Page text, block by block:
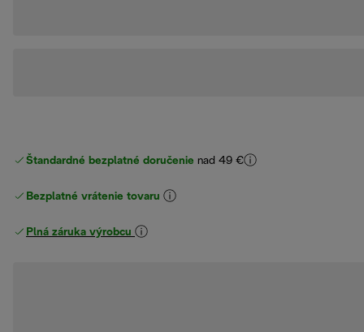
Štandardné bezplatné doručenie nad 49 €
Bezplatné vrátenie tovaru
Plná záruka výrobcu